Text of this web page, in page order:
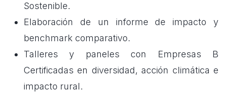
Sostenible.
Elaboración de un informe de impacto y
benchmark comparativo.
Talleres y paneles con Empresas B
Certificadas en diversidad, acción climática e
impacto rural.